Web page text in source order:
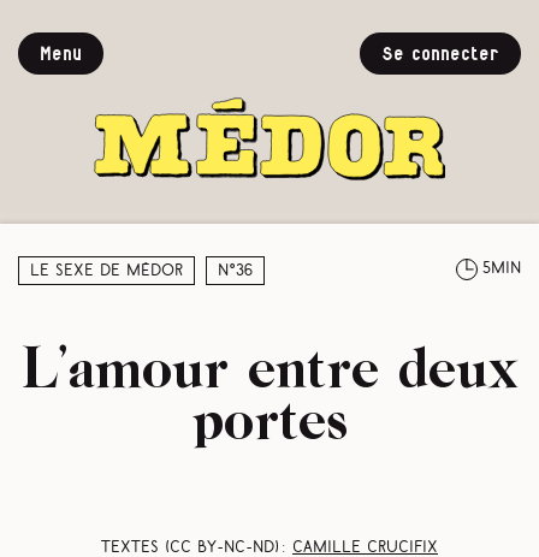
Menu Se connecter
Le sexe de Médor N°36 5min
L’amour entre deux
portes
Textes (CC BY-NC-ND) : Camille Crucifix